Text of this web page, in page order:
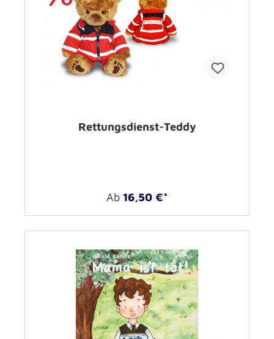
Rettungsdienst-Teddy
Ab 16,50 €*